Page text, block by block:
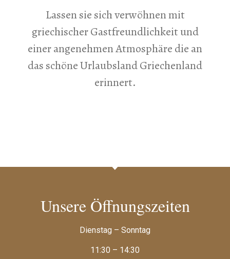
Lassen sie sich verwöhnen mit
griechischer Gastfreundlichkeit und
einer angenehmen Atmosphäre die an
das schöne Urlaubsland Griechenland
erinnert.
Unsere Öffnungszeiten
Dienstag – Sonntag
11:30 – 14:30